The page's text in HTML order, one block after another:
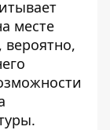
месте